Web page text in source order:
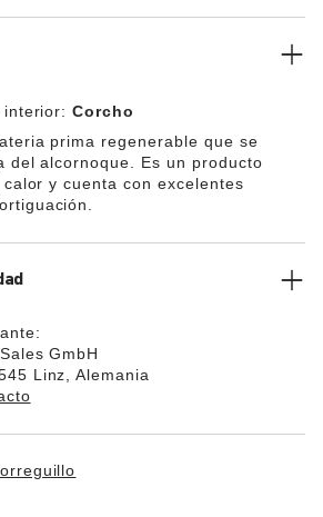
sobre la suela interior del calzado
retirar las plantillas de
colocado anteriormente en el
interior:Corcho
prima regenerable que se
del alcornoque. Es un producto
y cuenta con excelentes
GmbH
Linz, Alemania